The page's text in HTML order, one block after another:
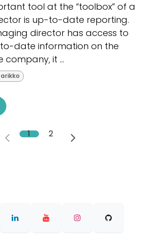
tool at the “toolbox” of a
is up-to-date reporting.
director has access to
date information on the
company, it ...
1 2